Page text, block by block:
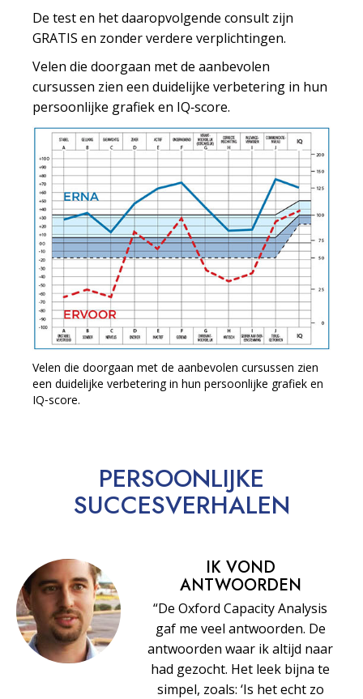
De test en het daaropvolgende consult zijn
GRATIS en zonder verdere verplichtingen.
Velen die doorgaan met de aanbevolen
cursussen zien een duidelijke verbetering in hun
persoonlijke grafiek en IQ‑score.
Velen die doorgaan met de aanbevolen cursussen zien
een duidelijke verbetering in hun persoonlijke grafiek en
IQ‑score.
PERSOONLIJKE
SUCCESVERHALEN
IK VOND
ANTWOORDEN
“De Oxford Capacity Analysis
gaf me veel antwoorden. De
antwoorden waar ik altijd naar
had gezocht. Het leek bijna te
simpel, zoals: ‘Is het echt zo